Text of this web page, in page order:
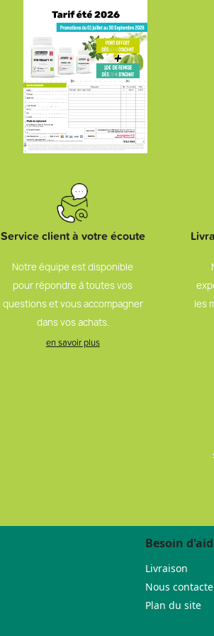
Service client à votre écoute
Notre équipe est disponible
pour répondre à toutes vos
questions et vous accompagner
dans vos achats.
en savoir plus
les
Besoin
Livraison
Nous
Plan du site